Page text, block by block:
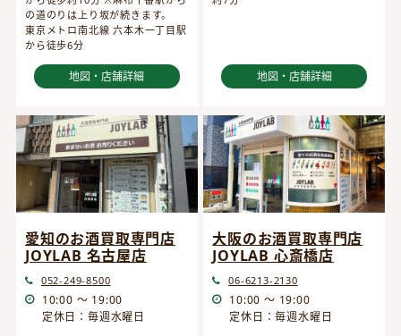
の道のりは上り坂が続きます。
東京メトロ南北線 六本木一丁目駅
から徒歩6分
地図・店舗詳細 地図・店舗詳細
愛知のお酒買取専門店
JOYLAB 名古屋店
052-249-8500
10:00 ～ 19:00
定休日：毎週水曜日
大阪のお酒買取専門店
JOYLAB 心斎橋店
06-6213-2130
10:00 ～ 19:00
定休日：毎週水曜日